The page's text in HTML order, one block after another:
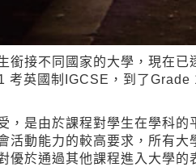
銜接不同國家的大學，現在
考英國制IGCSE，到了Grade
，是由於課程對學生在學科
活動能力的較高要求，所有大
優於通過其他課程進入大學